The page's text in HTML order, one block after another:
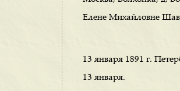
Елене Михайловне
13 января 1891 г.
13 января.